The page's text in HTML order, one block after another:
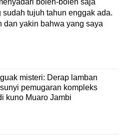
tujuh tahun enggak ada.
dan yakin bahwa yang saya
misteri: Derap lamban
pemugaran kompleks
kuno Muaro Jambi